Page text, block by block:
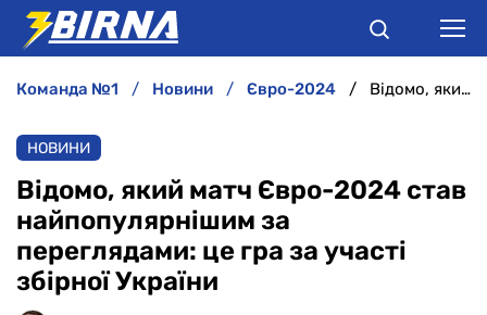
АНАЛІТИКА
ІНТЕРВ'Ю
РІЗНЕ
команда №1 новини євро-2024 Відомо, який матч Євро-2024 став найпопулярнішим за переглядами: це гра за участі збірної України
НОВИНИ
Відомо, який матч Євро-2024 став
найпопулярнішим за
переглядами: це гра за участі
збірної України